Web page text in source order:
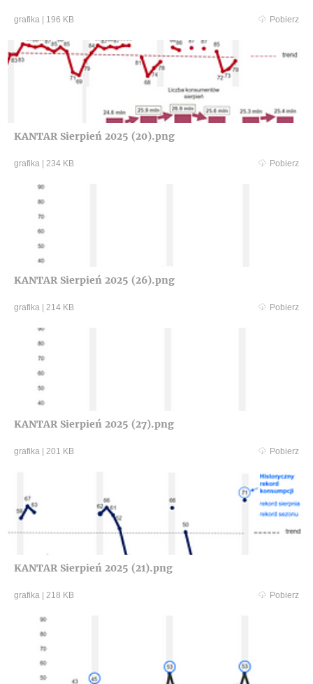
grafika 196 KB Pobierz
KANTAR Sierpień 2025 (20).png
grafika 234 KB Pobierz
KANTAR Sierpień 2025 (26).png
grafika 214 KB Pobierz
KANTAR Sierpień 2025 (27).png
grafika 201 KB Pobierz
KANTAR Sierpień 2025 (21).png
grafika 218 KB Pobierz